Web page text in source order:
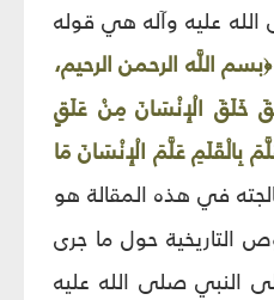
عليه وآله هي قوله
﴿بسم اللَّه الرحمن الرحيم،
خَلَقَ الْإِنْسَانَ مِنْ عَلَقٍ
بِالْقَلَمِ عَلَّمَ الْإِنْسَانَ مَا
في هذه المقالة هو
حول ما جرى
النبي صلى الله عليه